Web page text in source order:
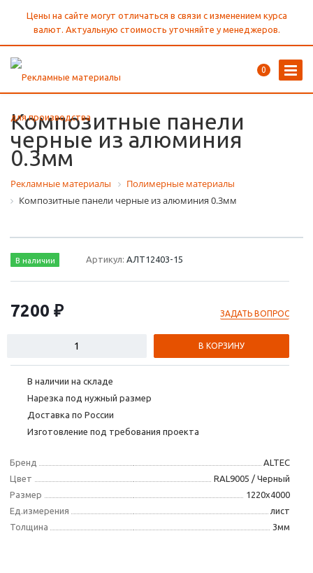
Цены на сайте могут отличаться в связи с изменением курса
валют. Актуальную стоимость уточняйте у менеджеров.
0
Композитные панели
черные из алюминия
0.3мм
Рекламные материалы
Полимерные материалы
Композитные панели черные из алюминия 0.3мм
В наличии Артикул:АЛТ12403-15
7200 ₽ ЗАДАТЬ ВОПРОС
В КОРЗИНУ
В наличии на складе
Нарезка под нужный размер
Доставка по России
Изготовление под требования проекта
Бренд
ALTEC
Цвет
RAL9005 / Черный
Размер
1220х4000
Ед.измерения
лист
Толщина
3мм